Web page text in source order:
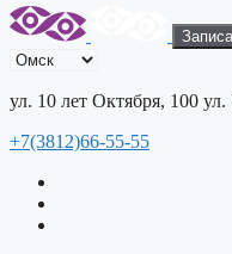
ул. 10 лет Октября, 100 ул.
+7(3812)66-55-55